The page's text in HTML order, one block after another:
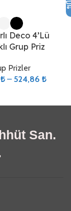
Deco 4’Lü
Grup Priz
Prizler
₺ – 524,86 ₺
San.